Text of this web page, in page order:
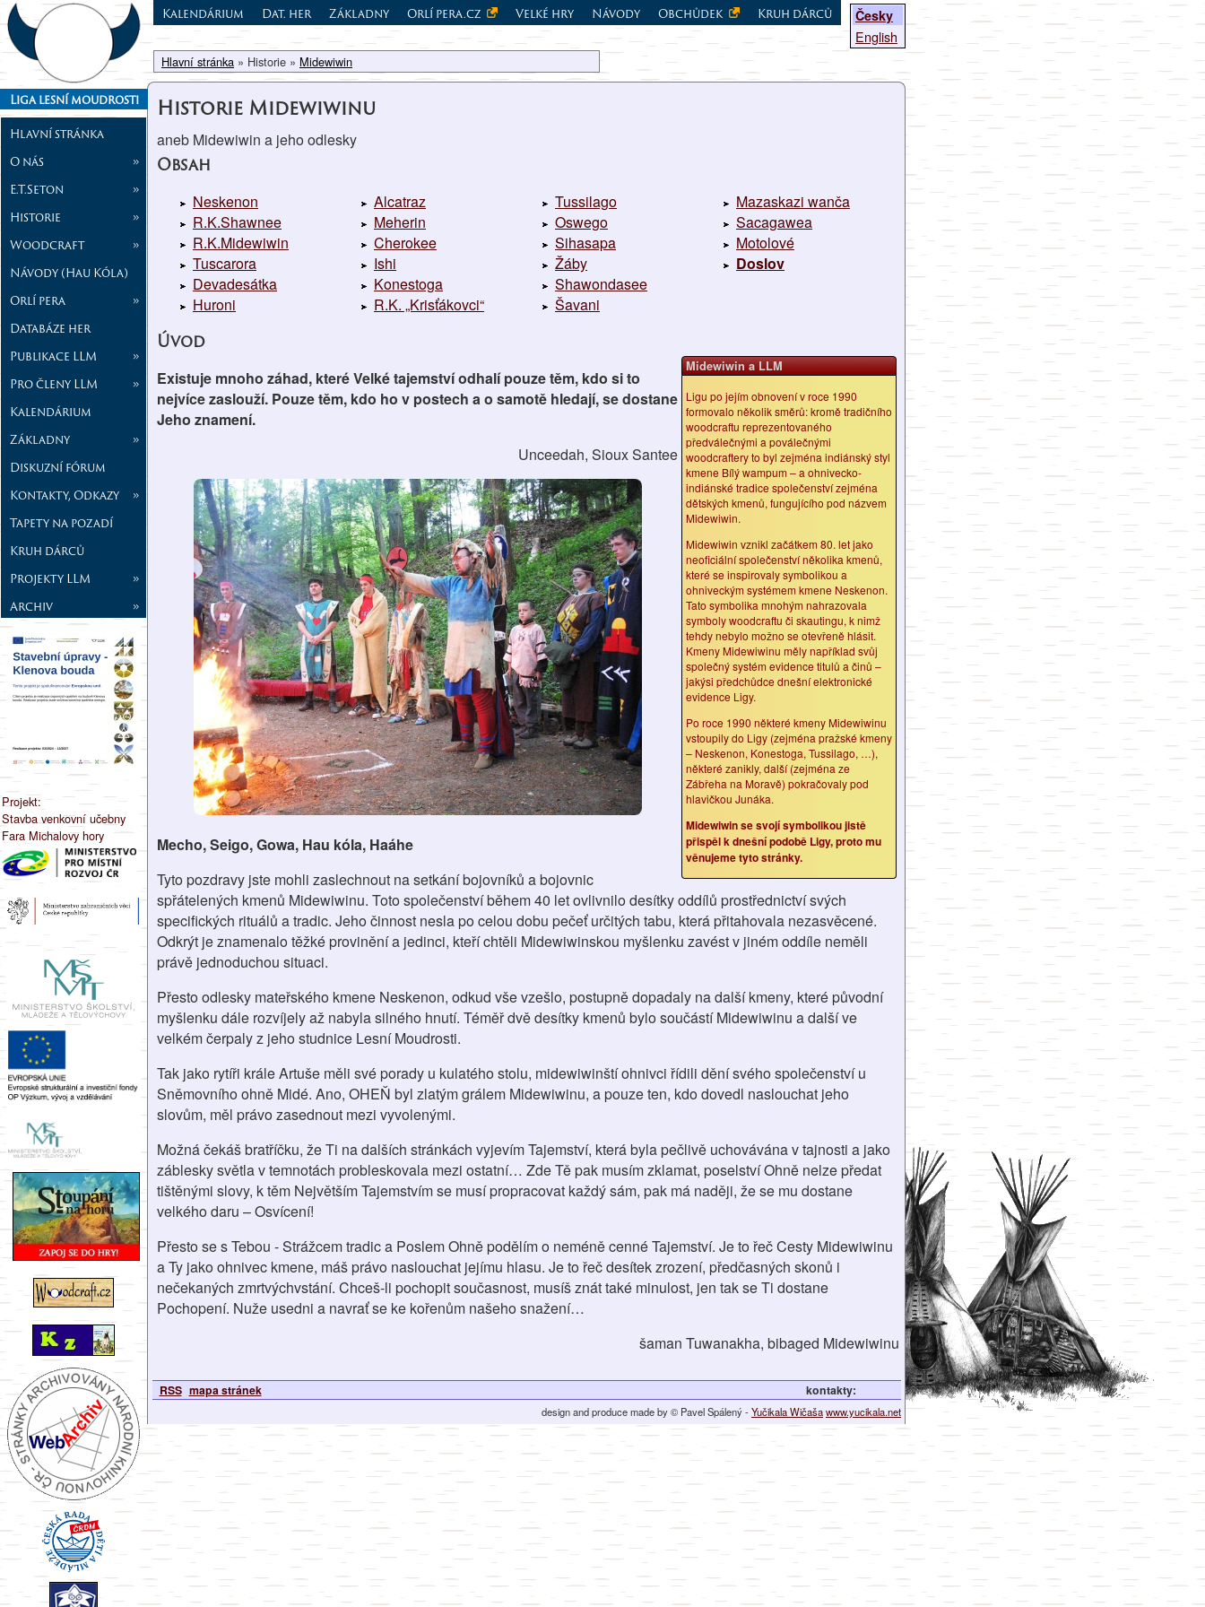
Liga lesní moudrosti
Hlavní stránka
O nás
»
E.T.Seton
»
Historie
»
Woodcraft
»
Návody (Hau Kóla)
Orlí pera
»
Databáze her
Publikace LLM
»
Pro členy LLM
»
Kalendárium
Základny
»
Diskuzní fórum
Kontakty, Odkazy
»
Tapety na pozadí
Kruh dárců
Projekty LLM
»
Archiv
»
Projekt:
Stavba venkovní učebny
Fara Michalovy hory
Česky
English
Kalendárium Dat. her Základny Orlí pera.cz Velké hry Návody Obchůdek Kruh dárců
Hlavní stránka » Historie » Midewiwin
Historie Midewiwinu
aneb Midewiwin a jeho odlesky
Obsah
Neskenon
R.K.Shawnee
R.K.Midewiwin
Tuscarora
Devadesátka
Huroni
Alcatraz
Meherin
Cherokee
Ishi
Konestoga
R.K. „Krisťákovci“
Tussilago
Oswego
Sihasapa
Žáby
Shawondasee
Šavani
Mazaskazi wanča
Sacagawea
Motolové
Doslov
Úvod
Midewiwin a LLM
Ligu po jejím obnovení v roce 1990
formovalo několik směrů: kromě tradičního
woodcraftu reprezentovaného
předválečnými a poválečnými
woodcraftery to byl zejména indiánský styl
kmene Bílý wampum – a ohnivecko-
indiánské tradice společenství zejména
dětských kmenů, fungujícího pod názvem
Midewiwin.
Midewiwin vznikl začátkem 80. let jako
neoficiální společenství několika kmenů,
které se inspirovaly symbolikou a
ohniveckým systémem kmene Neskenon.
Tato symbolika mnohým nahrazovala
symboly woodcraftu či skautingu, k nimž
tehdy nebylo možno se otevřeně hlásit.
Kmeny Midewiwinu měly například svůj
společný systém evidence titulů a činů –
jakýsi předchůdce dnešní elektronické
evidence Ligy.
Po roce 1990 některé kmeny Midewiwinu
vstoupily do Ligy (zejména pražské kmeny
– Neskenon, Konestoga, Tussilago, …),
některé zanikly, další (zejména ze
Zábřeha na Moravě) pokračovaly pod
hlavičkou Junáka.
Midewiwin se svojí symbolikou jistě
přispěl k dnešní podobě Ligy, proto mu
věnujeme tyto stránky.
Existuje mnoho záhad, které Velké tajemství odhalí pouze těm, kdo si to
nejvíce zaslouží. Pouze těm, kdo ho v postech a o samotě hledají, se dostane
Jeho znamení.
Unceedah, Sioux Santee
Mecho, Seigo, Gowa, Hau kóla, Haáhe
Tyto pozdravy jste mohli zaslechnout na setkání bojovníků a bojovnic
spřátelených kmenů Midewiwinu. Toto společenství během 40 let ovlivnilo desítky oddílů prostřednictví svých
specifických rituálů a tradic. Jeho činnost nesla po celou dobu pečeť určitých tabu, která přitahovala nezasvěcené.
Odkrýt je znamenalo těžké provinění a jedinci, kteří chtěli Midewiwinskou myšlenku zavést v jiném oddíle neměli
právě jednoduchou situaci.
Přesto odlesky mateřského kmene Neskenon, odkud vše vzešlo, postupně dopadaly na další kmeny, které původní
myšlenku dále rozvíjely až nabyla silného hnutí. Téměř dvě desítky kmenů bylo součástí Midewiwinu a další ve
velkém čerpaly z jeho studnice Lesní Moudrosti.
Tak jako rytíři krále Artuše měli své porady u kulatého stolu, midewiwinští ohnivci řídili dění svého společenství u
Sněmovního ohně Midé. Ano, OHEŇ byl zlatým grálem Midewiwinu, a pouze ten, kdo dovedl naslouchat jeho
slovům, měl právo zasednout mezi vyvolenými.
Možná čekáš bratříčku, že Ti na dalších stránkách vyjevím Tajemství, která byla pečlivě uchovávána v tajnosti a jako
záblesky světla v temnotách probleskovala mezi ostatní… Zde Tě pak musím zklamat, poselství Ohně nelze předat
tištěnými slovy, k těm Největším Tajemstvím se musí propracovat každý sám, pak má naději, že se mu dostane
velkého daru – Osvícení!
Přesto se s Tebou - Strážcem tradic a Poslem Ohně podělím o neméně cenné Tajemství. Je to řeč Cesty Midewiwinu
a Ty jako ohnivec kmene, máš právo naslouchat jejímu hlasu. Je to řeč desítek zrození, předčasných skonů i
nečekaných zmrtvýchvstání. Chceš-li pochopit současnost, musíš znát také minulost, jen tak se Ti dostane
Pochopení. Nuže usedni a navrať se ke kořenům našeho snažení…
šaman Tuwanakha, bibaged Midewiwinu
RSS mapa stránek kontakty:
design and produce made by © Pavel Spálený -Yučikala Wičašawww.yucikala.net